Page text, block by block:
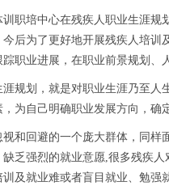
培中心在残疾人职业生涯规
后为了更好地开展残疾人培
职业进展，在职业前景规划、
划，就是对职业生涯乃至人
为自己明确职业发展方向，确
回避的一个庞大群体，同样面
乏强烈的就业意愿,很多残疾
及就业难或者盲目就业、勉强